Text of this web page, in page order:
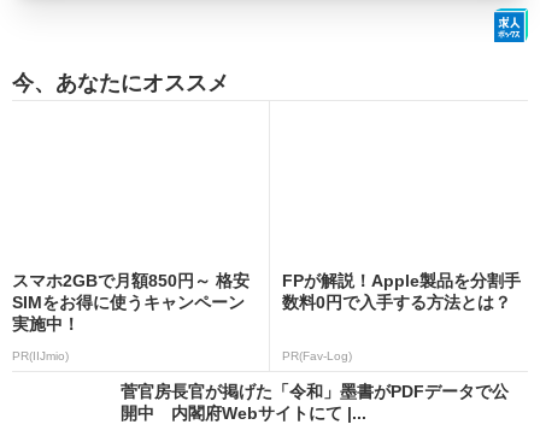
今、あなたにオススメ
スマホ2GBで月額850円～ 格安
SIMをお得に使うキャンペーン
実施中！
PR(IIJmio)
FPが解説！Apple製品を分割手
数料0円で入手する方法とは？
PR(Fav-Log)
菅官房長官が掲げた「令和」墨書がPDFデータで公
開中 内閣府Webサイトにて |...